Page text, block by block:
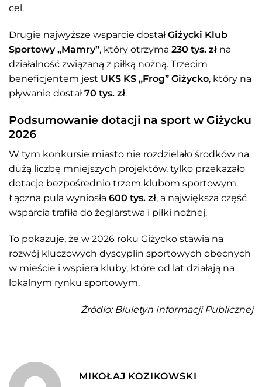
cel.
Drugie najwyższe wsparcie dostałGiżycki Klub
Sportowy „Mamry”, który otrzyma 230 tys. zł na
działalność związaną z piłką nożną. Trzecim
beneficjentem jest UKS KS „Frog” Giżycko, który na
pływanie dostał70 tys. zł.
Podsumowanie dotacji na sport w Giżycku
2026
W tym konkursie miasto nie rozdzielało środków na
dużą liczbę mniejszych projektów, tylko przekazało
dotacje bezpośrednio trzem klubom sportowym.
Łączna pula wyniosła 600 tys. zł, a największa część
wsparcia trafiła do żeglarstwa i piłki nożnej.
To pokazuje, że w 2026 roku Giżycko stawia na
rozwój kluczowych dyscyplin sportowych obecnych
w mieście i wspiera kluby, które od lat działają na
lokalnym rynku sportowym.
Źródło: Biuletyn Informacji Publicznej
MIKOŁAJ KOZIKOWSKI